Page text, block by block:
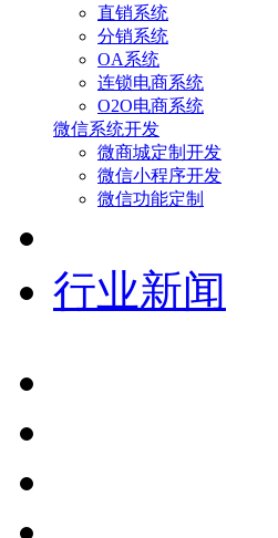
直销系统
分销系统
OA系统
连锁电商系统
O2O电商系统
微信系统开发
微商城定制开发
微信小程序开发
微信功能定制
行业新闻